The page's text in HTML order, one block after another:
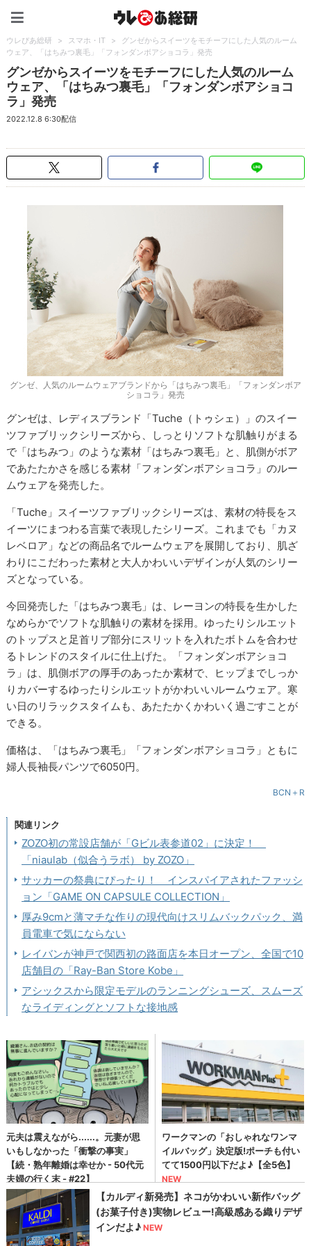
ウレぴあ総研 > スマホ・IT >
グンゼからスイーツをモチーフにした人気のルーム
ウェア、「はちみつ裏毛」「フォンダンボアショコラ」発売
グンゼからスイーツをモチーフにした人気のルーム
ウェア、「はちみつ裏毛」「フォンダンボアショコ
ラ」発売
2022.12.8 6:30配信
グンゼ、人気のルームウェアブランドから「はちみつ裏毛」「フォンダンボア
ショコラ」発売
グンゼは、レディスブランド「Tuche（トゥシェ）」のスイー
ツファブリックシリーズから、しっとりソフトな肌触りがまる
で「はちみつ」のような素材「はちみつ裏毛」と、肌側がボア
であたたかさを感じる素材「フォンダンボアショコラ」のルー
ムウェアを発売した。
「Tuche」スイーツファブリックシリーズは、素材の特長をス
イーツにまつわる言葉で表現したシリーズ。これまでも「カヌ
レベロア」などの商品名でルームウェアを展開しており、肌ざ
わりにこだわった素材と大人かわいいデザインが人気のシリー
ズとなっている。
今回発売した「はちみつ裏毛」は、レーヨンの特長を生かした
なめらかでソフトな肌触りの素材を採用。ゆったりシルエット
のトップスと足首リブ部分にスリットを入れたボトムを合わせ
るトレンドのスタイルに仕上げた。「フォンダンボアショコ
ラ」は、肌側ボアの厚手のあったか素材で、ヒップまでしっか
りカバーするゆったりシルエットがかわいいルームウェア。寒
い日のリラックスタイムも、あたたかくかわいく過ごすことが
できる。
価格は、「はちみつ裏毛」「フォンダンボアショコラ」ともに
婦人長袖長パンツで6050円。
BCN＋R
関連リンク
ZOZO初の常設店舗が「Gビル表参道02」に決定！
「niaulab（似合うラボ） by ZOZO」
サッカーの祭典にぴったり！ インスパイアされたファッシ
ョン「GAME ON CAPSULE COLLECTION」
厚み9cmと薄マチな作りの現代向けスリムバックパック、満
員電車で気にならない
レイバンが神戸で関西初の路面店を本日オープン、全国で10
店舗目の「Ray-Ban Store Kobe」
アシックスから限定モデルのランニングシューズ、スムーズ
なライディングとソフトな接地感